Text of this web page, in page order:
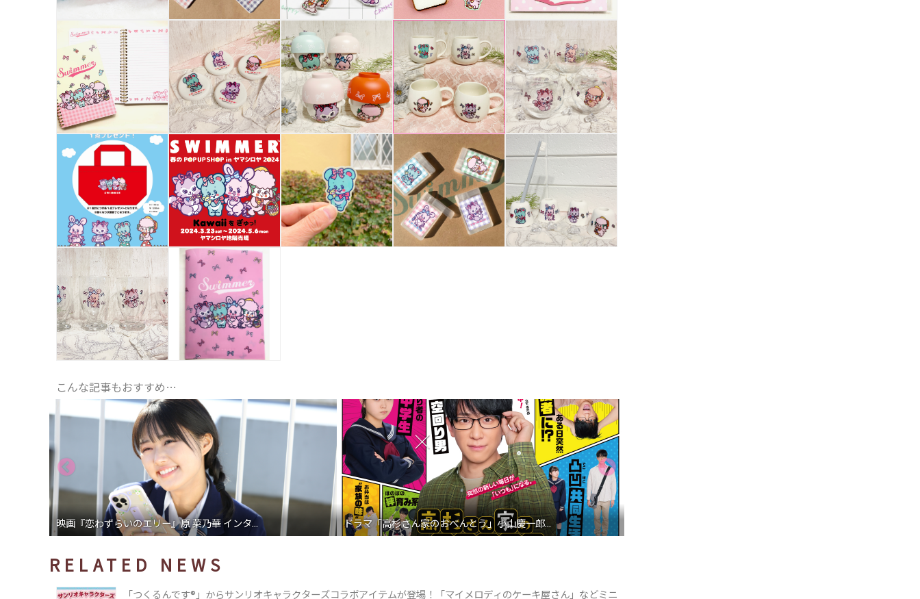
こんな記事もおすすめ…
映画『恋わずらいのエリー』原 菜乃華 インタ... ドラマ「高杉さん家のおべんとう」小山慶一郎...
RELATED NEWS
「つくるんです®」からサンリオキャラクターズコラボアイテムが登場！「マイメロディのケーキ屋さん」などミニ